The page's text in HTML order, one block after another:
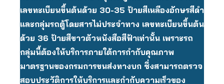
เลขทะเบียนขึ้นต้นด้วย 30-35 ป้ายสีเหลืองอักษรสีดำ
และกลุ่มรถตู้โดยสารไม่ประจำทาง เลขทะเบียนขึ้นต้น
ด้วย 36 ป้ายสีขาวตัวหนังสือสีฟ้าเท่านั้น เพราะรถ
กลุ่มนี้ต้องให้บริการภายใต้การกำกับคุณภาพ
มาตรฐานของกรมการขนส่งทางบก ซึ่งสามารถตรวจ
สอบประวัติการให้บริการและกำกับความเร็วของ